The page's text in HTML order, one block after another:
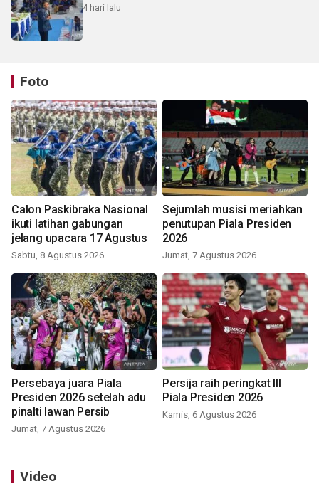
4 hari lalu
Foto
Calon Paskibraka Nasional
ikuti latihan gabungan
jelang upacara 17 Agustus
Sabtu, 8 Agustus 2026
Sejumlah musisi meriahkan
penutupan Piala Presiden
2026
Jumat, 7 Agustus 2026
Persebaya juara Piala
Presiden 2026 setelah adu
pinalti lawan Persib
Jumat, 7 Agustus 2026
Persija raih peringkat III
Piala Presiden 2026
Kamis, 6 Agustus 2026
Video